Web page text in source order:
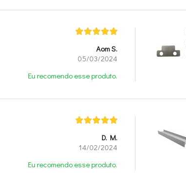
Aom S.
05/03/2024
Eu recomendo esse produto.
D. M.
14/02/2024
Eu recomendo esse produto.